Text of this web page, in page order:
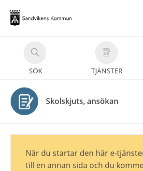
till
tjänster
Sandvikens
kommun
SÖK TJÄNSTER
Skolskjuts, ansökan
När du startar den här e-
till en annan sida och du